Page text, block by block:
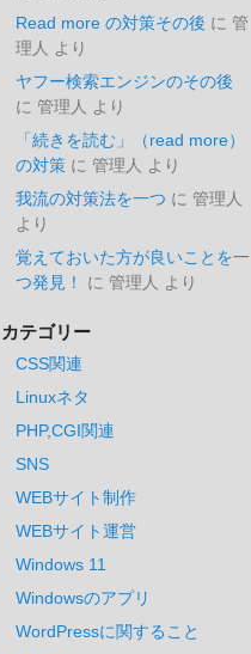
Read more の対策その後 に 管
理人 より
ヤフー検索エンジンのその後
に 管理人 より
「続きを読む」（read more）
の対策 に 管理人 より
我流の対策法を一つ に 管理人
より
覚えておいた方が良いことを一
つ発見！
に 管理人 より
カテゴリー
CSS関連
Linuxネタ
PHP,CGI関連
SNS
WEBサイト制作
WEBサイト運営
Windows 11
Windowsのアプリ
WordPressに関すること